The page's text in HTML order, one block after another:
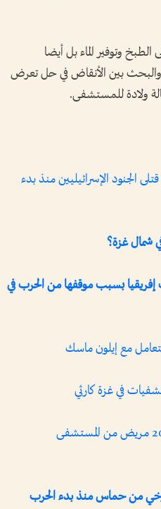
وتوفير الماء بل أيضا
والبحث بين الأنقاض في حل تعرض
ولادة للمستشفى.
الجنود الإسرائيليين منذ بدء
شمال غزة؟
بسبب موقفها من الحرب في
مع إيلون ماسك
في غزة كارثي
وزارة الصحة في غزة تعلن إجلاء 200 مريض من المستشفى
من حماس منذ بدء الحرب